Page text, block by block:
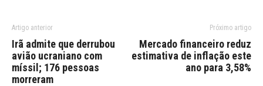
Artigo anterior
Irã admite que derrubou
avião ucraniano com
míssil; 176 pessoas
morreram
Próximo artigo
Mercado financeiro reduz
estimativa de inflação este
ano para 3,58%